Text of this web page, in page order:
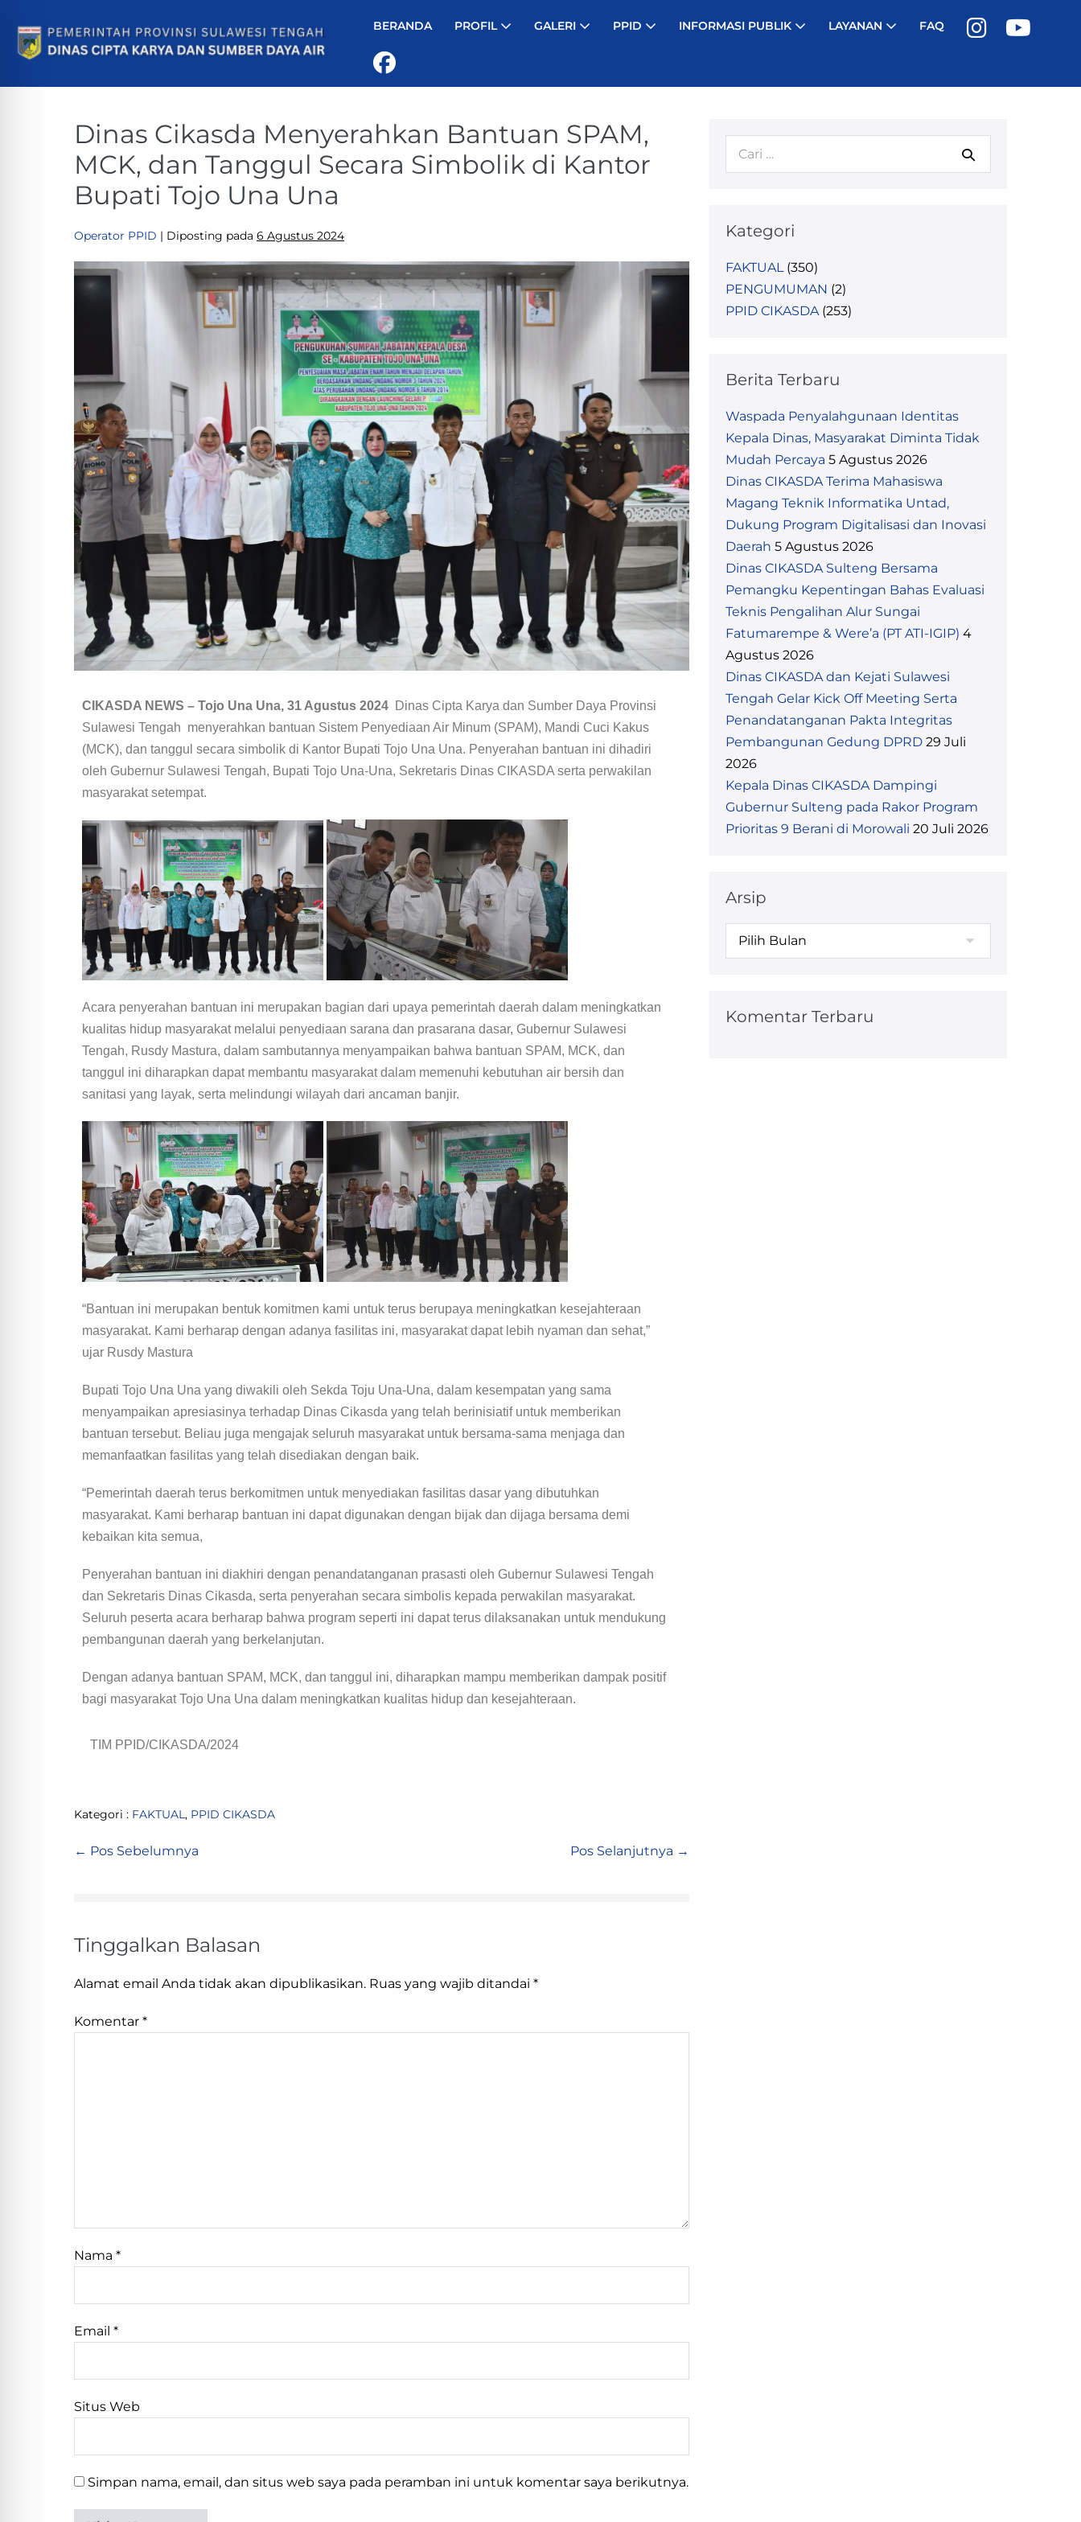
BERANDA PROFIL GALERI PPID INFORMASI PUBLIK LAYANAN FAQ
Dinas Cikasda Menyerahkan Bantuan SPAM,
MCK, dan Tanggul Secara Simbolik di Kantor
Bupati Tojo Una Una
Operator PPID | Diposting pada 6 Agustus 2024
CIKASDA NEWS – Tojo Una Una, 31 Agustus 2024 Dinas Cipta Karya dan Sumber Daya Provinsi
Sulawesi Tengah menyerahkan bantuan Sistem Penyediaan Air Minum (SPAM), Mandi Cuci Kakus
(MCK), dan tanggul secara simbolik di Kantor Bupati Tojo Una Una. Penyerahan bantuan ini dihadiri
oleh Gubernur Sulawesi Tengah, Bupati Tojo Una-Una, Sekretaris Dinas CIKASDA serta perwakilan
masyarakat setempat.
Acara penyerahan bantuan ini merupakan bagian dari upaya pemerintah daerah dalam meningkatkan
kualitas hidup masyarakat melalui penyediaan sarana dan prasarana dasar, Gubernur Sulawesi
Tengah, Rusdy Mastura, dalam sambutannya menyampaikan bahwa bantuan SPAM, MCK, dan
tanggul ini diharapkan dapat membantu masyarakat dalam memenuhi kebutuhan air bersih dan
sanitasi yang layak, serta melindungi wilayah dari ancaman banjir.
“Bantuan ini merupakan bentuk komitmen kami untuk terus berupaya meningkatkan kesejahteraan
masyarakat. Kami berharap dengan adanya fasilitas ini, masyarakat dapat lebih nyaman dan sehat,”
ujar Rusdy Mastura
Bupati Tojo Una Una yang diwakili oleh Sekda Toju Una-Una, dalam kesempatan yang sama
menyampaikan apresiasinya terhadap Dinas Cikasda yang telah berinisiatif untuk memberikan
bantuan tersebut. Beliau juga mengajak seluruh masyarakat untuk bersama-sama menjaga dan
memanfaatkan fasilitas yang telah disediakan dengan baik.
“Pemerintah daerah terus berkomitmen untuk menyediakan fasilitas dasar yang dibutuhkan
masyarakat. Kami berharap bantuan ini dapat digunakan dengan bijak dan dijaga bersama demi
kebaikan kita semua,
Penyerahan bantuan ini diakhiri dengan penandatanganan prasasti oleh Gubernur Sulawesi Tengah
dan Sekretaris Dinas Cikasda, serta penyerahan secara simbolis kepada perwakilan masyarakat.
Seluruh peserta acara berharap bahwa program seperti ini dapat terus dilaksanakan untuk mendukung
pembangunan daerah yang berkelanjutan.
Dengan adanya bantuan SPAM, MCK, dan tanggul ini, diharapkan mampu memberikan dampak positif
bagi masyarakat Tojo Una Una dalam meningkatkan kualitas hidup dan kesejahteraan.
TIM PPID/CIKASDA/2024
Kategori : FAKTUAL, PPID CIKASDA
← Pos Sebelumnya Pos Selanjutnya →
Tinggalkan Balasan
Alamat email Anda tidak akan dipublikasikan. Ruas yang wajib ditandai *
Komentar *
Nama *
Email *
Situs Web
Simpan nama, email, dan situs web saya pada peramban ini untuk komentar saya berikutnya.
Kategori
FAKTUAL(350)
PENGUMUMAN (2)
PPID CIKASDA(253)
Berita Terbaru
Waspada Penyalahgunaan Identitas
Kepala Dinas, Masyarakat Diminta Tidak
Mudah Percaya 5 Agustus 2026
Dinas CIKASDA Terima Mahasiswa
Magang Teknik Informatika Untad,
Dukung Program Digitalisasi dan Inovasi
Daerah 5 Agustus 2026
Dinas CIKASDA Sulteng Bersama
Pemangku Kepentingan Bahas Evaluasi
Teknis Pengalihan Alur Sungai
Fatumarempe & Were’a (PT ATI-IGIP) 4
Agustus 2026
Dinas CIKASDA dan Kejati Sulawesi
Tengah Gelar Kick Off Meeting Serta
Penandatanganan Pakta Integritas
Pembangunan Gedung DPRD 29 Juli
2026
Kepala Dinas CIKASDA Dampingi
Gubernur Sulteng pada Rakor Program
Prioritas 9 Berani di Morowali 20 Juli 2026
Arsip
Komentar Terbaru